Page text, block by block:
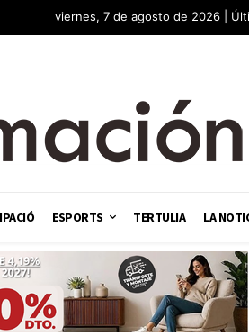
viernes, 7 de agosto de 2026 |
ESPORTS TERTULIA LA